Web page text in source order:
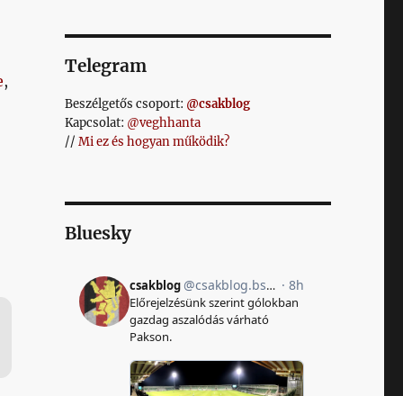
,
Telegram
Beszélgetős csoport: @csakblog
Kapcsolat: @veghhanta
// Mi ez és hogyan működik?
Bluesky